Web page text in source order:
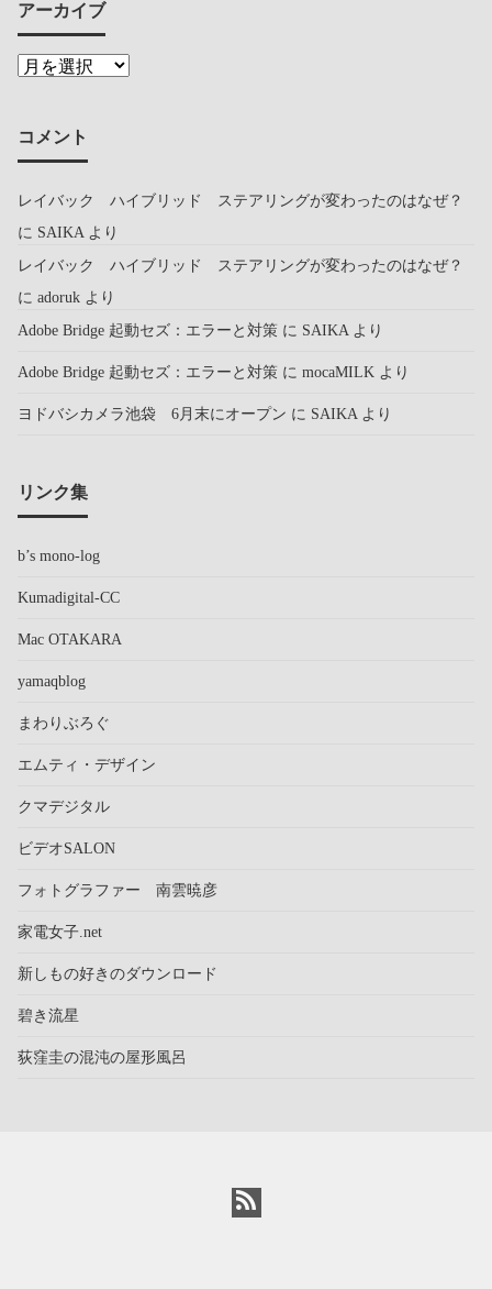
アーカイブ
コメント
レイバック ハイブリッド ステアリングが変わったのはなぜ？
に SAIKA より
レイバック ハイブリッド ステアリングが変わったのはなぜ？
に adoruk より
Adobe Bridge 起動セズ：エラーと対策 に SAIKA より
Adobe Bridge 起動セズ：エラーと対策 に mocaMILK より
ヨドバシカメラ池袋 6月末にオープン に SAIKA より
リンク集
b’s mono-log
Kumadigital-CC
Mac OTAKARA
yamaqblog
まわりぶろぐ
エムティ・デザイン
クマデジタル
ビデオSALON
フォトグラファー 南雲暁彦
家電女子.net
新しもの好きのダウンロード
碧き流星
荻窪圭の混沌の屋形風呂